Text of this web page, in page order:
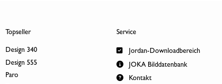
Topseller
Design 340
Design 555
Paro
Service
Jordan-Downloadbereich
JOKA Bilddatenbank
Kontakt